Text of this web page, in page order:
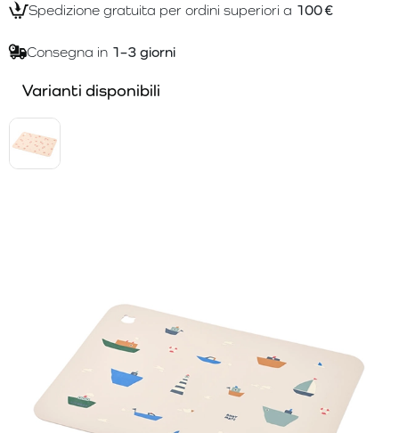
Spedizione gratuita per ordini superiori a 100 €
Consegna in 1–3 giorni
Varianti disponibili